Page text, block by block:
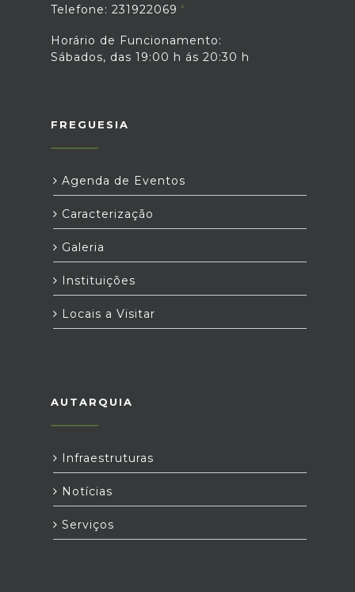
Telefone: 231922069
Horário de Funcionamento:
Sábados, das 19:00 h ás 20:30 h
FREGUESIA
Agenda de Eventos
Caracterização
Galeria
Instituições
Locais a Visitar
AUTARQUIA
Infraestruturas
Notícias
Serviços